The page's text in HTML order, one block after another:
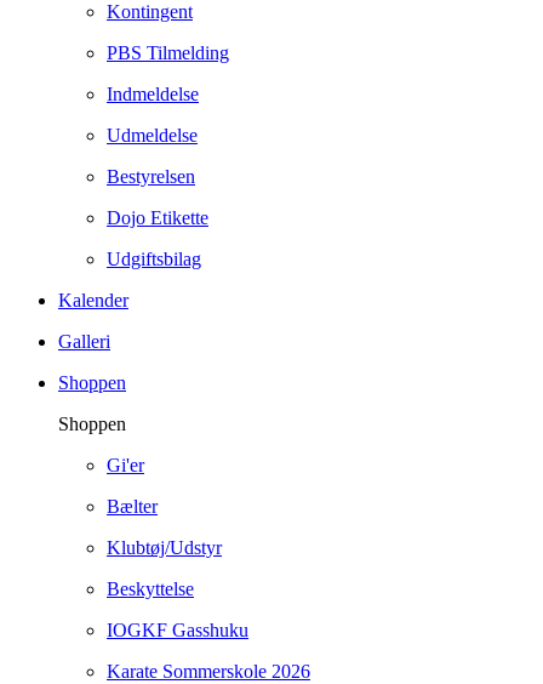
Kontingent
PBS Tilmelding
Indmeldelse
Udmeldelse
Bestyrelsen
Dojo Etikette
Udgiftsbilag
Kalender
Galleri
Shoppen
Shoppen
Gi'er
Bælter
Klubtøj/Udstyr
Beskyttelse
IOGKF Gasshuku
Karate Sommerskole 2026